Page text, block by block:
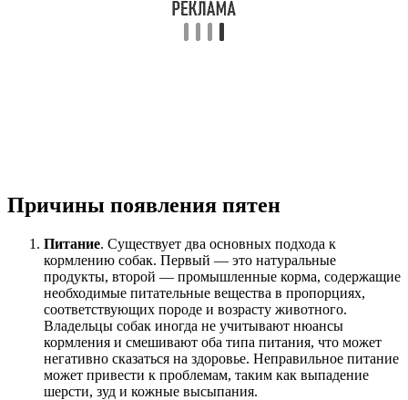
Причины появления пятен
Питание. Существует два основных подхода к
кормлению собак. Первый — это натуральные
продукты, второй — промышленные корма, содержащие
необходимые питательные вещества в пропорциях,
соответствующих породе и возрасту животного.
Владельцы собак иногда не учитывают нюансы
кормления и смешивают оба типа питания, что может
негативно сказаться на здоровье. Неправильное питание
может привести к проблемам, таким как выпадение
шерсти, зуд и кожные высыпания.